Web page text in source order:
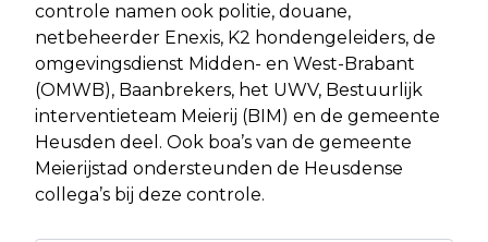
controle namen ook politie, douane,
netbeheerder Enexis, K2 hondengeleiders, de
omgevingsdienst Midden- en West-Brabant
(OMWB), Baanbrekers, het UWV, Bestuurlijk
interventieteam Meierij (BIM) en de gemeente
Heusden deel. Ook boa’s van de gemeente
Meierijstad ondersteunden de Heusdense
collega’s bij deze controle.